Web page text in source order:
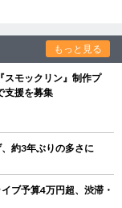
もっと見る
スモックリン』制作プ
支援を募集
約3年ぶりの多さに
ブ予算4万円超、渋滞・